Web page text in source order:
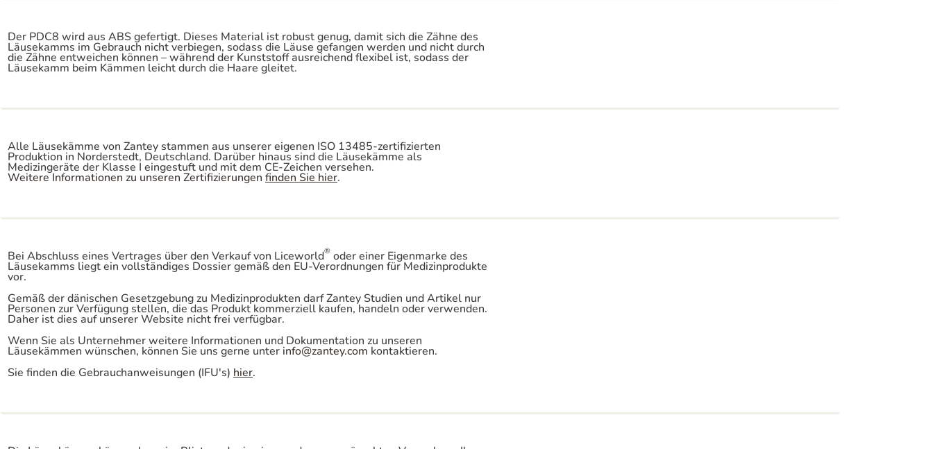
Der PDC8 wird aus ABS gefertigt. Dieses Material ist robust genug, damit sich die Zähne des
Läusekamms im Gebrauch nicht verbiegen, sodass die Läuse gefangen werden und nicht durch
die Zähne entweichen können – während der Kunststoff ausreichend flexibel ist, sodass der
Läusekamm beim Kämmen leicht durch die Haare gleitet.
Alle Läusekämme von Zantey stammen aus unserer eigenen ISO 13485-zertifizierten
Produktion in Norderstedt, Deutschland. Darüber hinaus sind die Läusekämme als
Medizingeräte der Klasse I eingestuft und mit dem CE-Zeichen versehen.
Weitere Informationen zu unseren Zertifizierungen finden Sie hier.
Bei Abschluss eines Vertrages über den Verkauf von Liceworld® oder einer Eigenmarke des
Läusekamms liegt ein vollständiges Dossier gemäß den EU-Verordnungen für Medizinprodukte
vor.
Gemäß der dänischen Gesetzgebung zu Medizinprodukten darf Zantey Studien und Artikel nur
Personen zur Verfügung stellen, die das Produkt kommerziell kaufen, handeln oder verwenden.
Daher ist dies auf unserer Website nicht frei verfügbar.
Wenn Sie als Unternehmer weitere Informationen und Dokumentation zu unseren
Läusekämmen wünschen, können Sie uns gerne unter info@zantey.com kontaktieren.
Sie finden die Gebrauchanweisungen (IFU's) hier.